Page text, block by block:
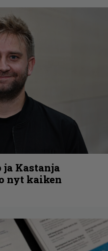
ja Kastanja
nyt kaiken